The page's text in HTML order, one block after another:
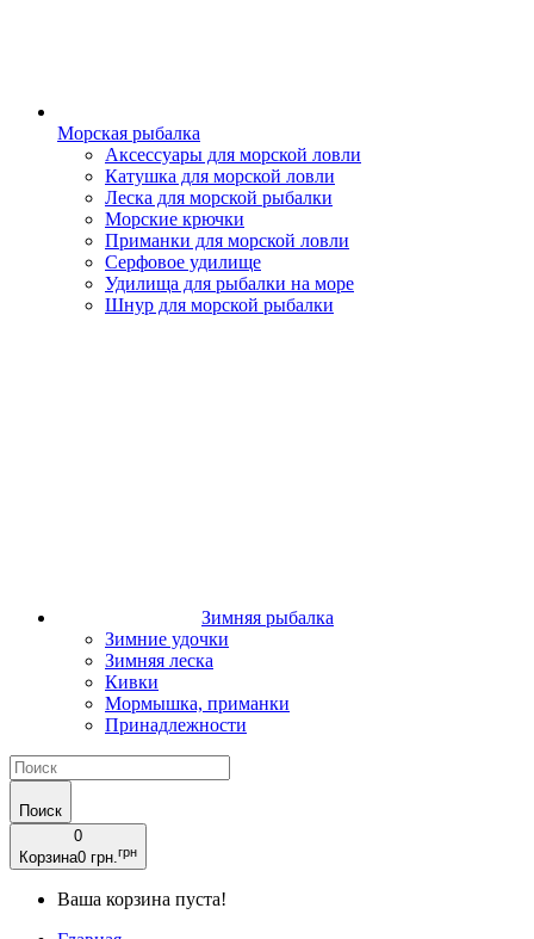
Морская рыбалка
Аксессуары для морской ловли
Катушка для морской ловли
Леска для морской рыбалки
Морские крючки
Приманки для морской ловли
Серфовое удилище
Удилища для рыбалки на море
Шнур для морской рыбалки
Зимняя рыбалка
Зимние удочки
Зимняя леска
Кивки
Мормышка, приманки
Принадлежности
Поиск
0
Корзина0 грн. грн
Ваша корзина пуста!